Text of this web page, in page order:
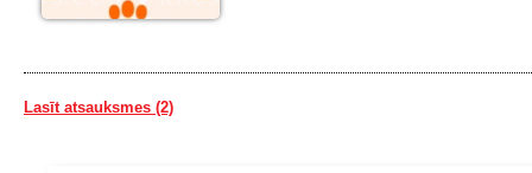
Lasīt atsauksmes (2)